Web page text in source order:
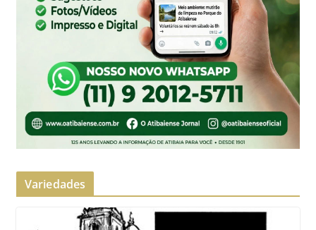
Variedades